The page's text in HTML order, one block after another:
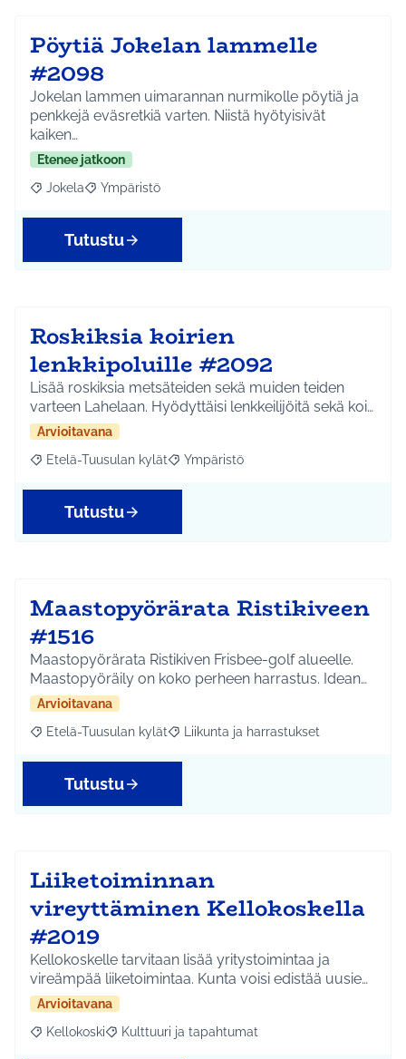
Pöytiä Jokelan lammelle
#2098
Jokelan lammen uimarannan nurmikolle pöytiä ja
penkkejä eväsretkiä varten. Niistä hyötyisivät
kaiken…
Etenee jatkoon
Rajaa tulokset aihepiirin mukaan: Jokela
Jokela Rajaa tulokset teeman mukaan: Ympäristö
Ympäristö
Tutustu
Roskiksia koirien
lenkkipoluille #2092
Lisää roskiksia metsäteiden sekä muiden teiden
varteen Lahelaan. Hyödyttäisi lenkkeilijöitä sekä koi…
Arvioitavana
Rajaa tulokset aihepiirin mukaan: Etelä-Tuusulan kylät
Etelä-Tuusulan kylät Rajaa tulokset teeman mukaan:
Ympäristö
Tutustu
Maastopyörärata Ristikiveen
#1516
Maastopyörärata Ristikiven Frisbee-golf alueelle.
Maastopyöräily on koko perheen harrastus. Idean…
Arvioitavana
Rajaa tulokset aihepiirin mukaan: Etelä-Tuusulan kylät
Etelä-Tuusulan kylät Rajaa tulokset teeman mukaan:
Liikunta ja harrastukset
Tutustu
Liiketoiminnan
vireyttäminen Kellokoskella
#2019
Kellokoskelle tarvitaan lisää yritystoimintaa ja
vireämpää liiketoimintaa. Kunta voisi edistää uusie…
Arvioitavana
Rajaa tulokset aihepiirin mukaan: Kellokoski
Kellokoski Rajaa tulokset teeman mukaan: Kulttuuri ja
Kulttuuri ja tapahtumat